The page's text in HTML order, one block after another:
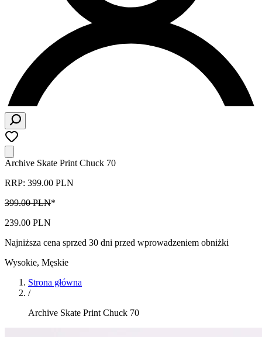
Archive Skate Print Chuck 70
RRP: 399.00 PLN
399.00 PLN*
239.00 PLN
Najniższa cena sprzed 30 dni przed wprowadzeniem obniżki
Wysokie, Męskie
Strona główna
/
Archive Skate Print Chuck 70